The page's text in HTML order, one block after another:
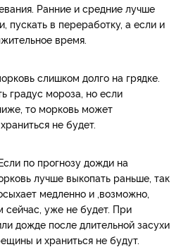
Ранние и средние лучше
пускать в переработку, а если и
время.
слишком долго на грядке.
градус мороза, но если
то морковь может
не будет.
по прогнозу дожди на
лучше выкопать раньше, так
медленно и ,возможно,
сейчас, уже не будет. При
дожде после длительной засухи
и храниться не будут.